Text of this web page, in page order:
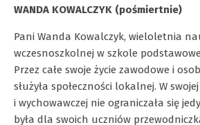
WANDA KOWALCZYK (pośmiertnie)
Pani Wanda Kowalczyk, wieloletnia
wczesnoszkolnej w szkole
Przez całe swoje życie zawodowe i
służyła społeczności lokalnej. W
i wychowawczej nie ograniczała się
była dla swoich uczniów